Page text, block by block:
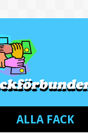
ALLA FACK